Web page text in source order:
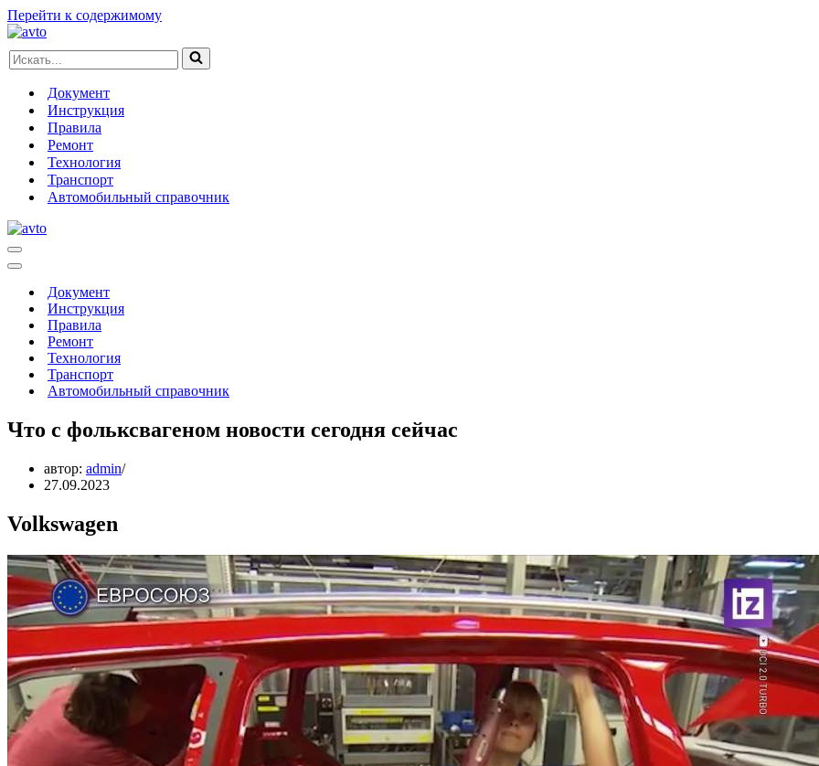
Перейти к содержимому
Искать...
Документ
Инструкция
Правила
Ремонт
Технология
Транспорт
Автомобильный справочник
Меню
навигации
Меню
навигацииДокумент
Инструкция
Правила
Ремонт
Технология
Транспорт
Автомобильный справочник
Что с фольксвагеном новости сегодня сейчас
автор: admin
27.09.2023
Volkswagen